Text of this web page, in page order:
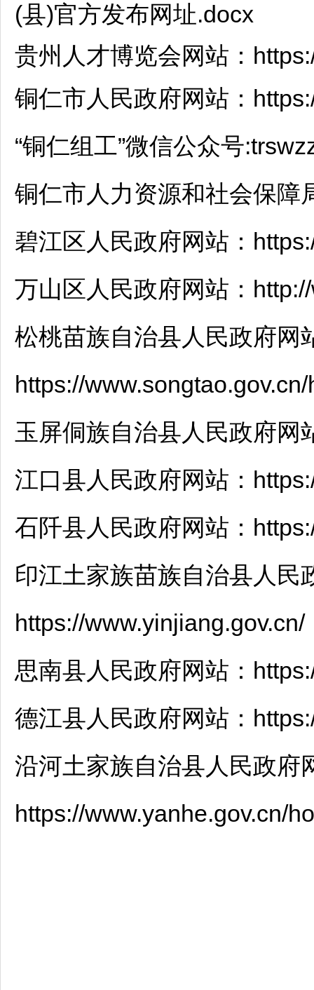
(县)官方发布网址.docx
贵州人才博览会网站：
铜仁市人民政府网站：
“铜仁组工”微信公众号
铜仁市人力资源和社会保障
碧江区人民政府网站：
万山区人民政府网站：
松桃苗族自治县人民政府网
https://
玉屏侗族自治县人民政府网
江口县人民政府网站：
石阡县人民政府网站：
印江土家族苗族自治县人民
https://www.yinjiang.gov.cn/
思南县人民政府网站：
德江县人民政府网站：
沿河土家族自治县人民政府
https://www.yanhe.gov.cn/